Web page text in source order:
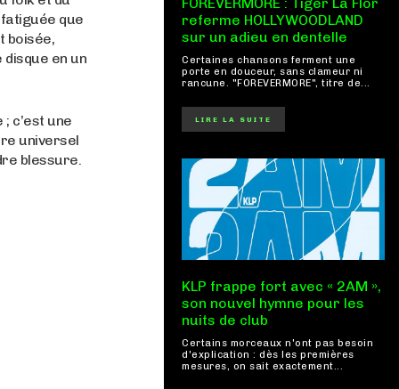
que
boisée,
en un
c’est une
universel
blessure.
referme HOLLYWOODLAND
sur un adieu en dentelle
Certaines chansons ferment une
porte en douceur, sans clameur ni
rancune. "FOREVERMORE", titre de...
LIRE LA SUITE
KLP frappe fort avec « 2AM »,
son nouvel hymne pour les
nuits de club
Certains morceaux n'ont pas besoin
d'explication : dès les premières
mesures, on sait exactement...